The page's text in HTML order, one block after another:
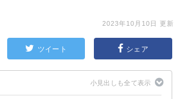
2023年10月10日 更新
ツイート シェア